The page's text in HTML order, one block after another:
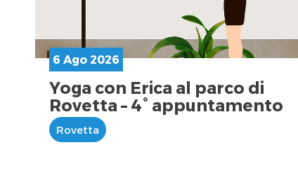
6 Ago 2026
Yoga con Erica al parco di
Rovetta – 4° appuntamento
Rovetta